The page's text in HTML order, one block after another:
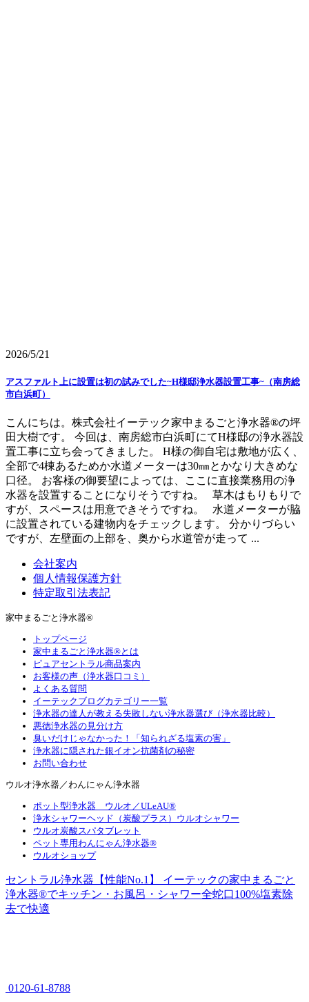
2026/5/21
アスファルト上に設置は初の試みでした~H様邸浄水器設置工事~（南房総
市白浜町）
こんにちは。株式会社イーテック家中まるごと浄水器®の坪
田大樹です。 今回は、南房総市白浜町にてH様邸の浄水器設
置工事に立ち会ってきました。 H様の御自宅は敷地が広く、
全部で4棟あるためか水道メーターは30㎜とかなり大きめな
口径。 お客様の御要望によっては、ここに直接業務用の浄
水器を設置することになりそうですね。 草木はもりもりで
すが、スペースは用意できそうですね。 水道メーターが脇
に設置されている建物内をチェックします。 分かりづらい
ですが、左壁面の上部を、奥から水道管が走って ...
会社案内
個人情報保護方針
特定取引法表記
家中まるごと浄水器®
トップページ
家中まるごと浄水器®とは
ピュアセントラル商品案内
お客様の声（浄水器口コミ）
よくある質問
イーテックブログカテゴリー一覧
浄水器の達人が教える失敗しない浄水器選び（浄水器比較）
悪徳浄水器の見分け方
臭いだけじゃなかった！「知られざる塩素の害」
浄水器に隠された銀イオン抗菌剤の秘密
お問い合わせ
ウルオ浄水器／わんにゃん浄水器
ポット型浄水器 ウルオ／ULeAU®
浄水シャワーヘッド（炭酸プラス）ウルオシャワー
ウルオ炭酸スパタブレット
ペット専用わんにゃん浄水器®
ウルオショップ
セントラル浄水器【性能No.1】 イーテックの家中まるごと
浄水器®でキッチン・お風呂・シャワー全蛇口100%塩素除
去で快適
0120-61-8788